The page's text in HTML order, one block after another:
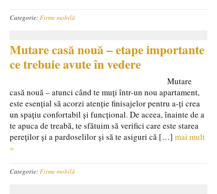
Categorie:Firme mobilă
Mutare casă nouă – etape importante
ce trebuie avute în vedere
Mutare
casă nouă – atunci când te muți într-un nou apartament,
este esențial să acorzi atenție finisajelor pentru a-ți crea
un spațiu confortabil și funcțional. De aceea, înainte de a
te apuca de treabă, te sfătuim să verifici care este starea
pereților și a pardoselilor și să te asiguri că […] mai mult
»
Categorie:Firme mobilă